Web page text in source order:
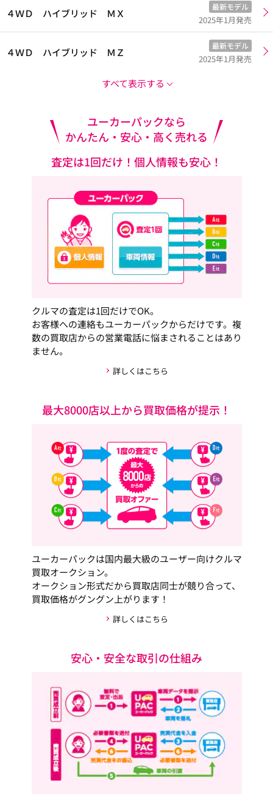
４ＷＤ ハイブリッド ＭＸ
最新モデル
2025年1月発売
４ＷＤ ハイブリッド ＭＺ
最新モデル
2025年1月発売
すべて表示する
ユーカーパックなら
かんたん・安心・高く売れる
査定は1回だけ！個人情報も安心！
クルマの査定は1回だけでOK。
お客様への連絡もユーカーパックからだけです。複
数の買取店からの営業電話に悩まされることはあり
ません。
詳しくはこちら
最大8000店以上から買取価格が提示！
ユーカーパックは国内最大級のユーザー向けクルマ
買取オークション。
オークション形式だから買取店同士が競り合って、
買取価格がグングン上がります！
詳しくはこちら
安心・安全な取引の仕組み